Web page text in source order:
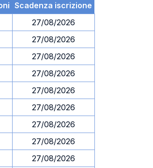
Scadenza iscrizione
27/08/2026
27/08/2026
27/08/2026
27/08/2026
27/08/2026
27/08/2026
27/08/2026
27/08/2026
27/08/2026